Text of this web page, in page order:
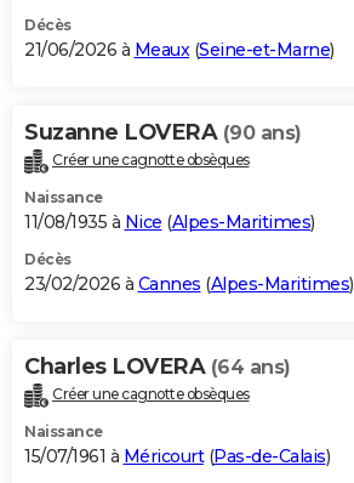
S'inscrire
Se connecter
Lycées
Collèges
Primaires
Universités
Entreprises
Service militaire
Avis de recherche
AVIS DE DÉCÈS
Bricolage
Lifestyle
Culture
Sport
Auto
Television
Voyage
Cinema
Décès
21/06/2026 à Meaux(Seine-et-Marne)
Suzanne LOVERA (90 ans)
Créer une cagnotte obsèques
Naissance
11/08/1935 à Nice (Alpes-Maritimes)
Décès
23/02/2026 à Cannes (Alpes-Maritimes)
Charles LOVERA (64 ans)
Créer une cagnotte obsèques
Naissance
15/07/1961 à Méricourt(Pas-de-Calais)